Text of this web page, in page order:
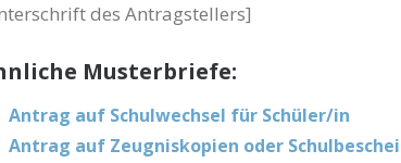
des Antragstellers]
Musterbriefe:
Antrag auf Schulwechsel für Schüler/in
Antrag auf Zeugniskopien oder